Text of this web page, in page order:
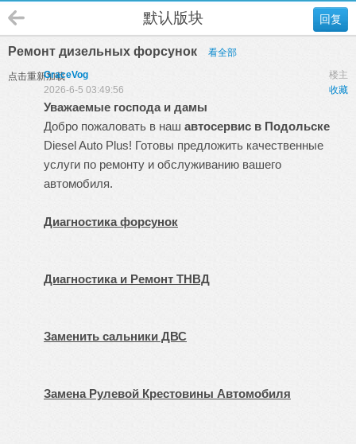
回复
默认版块
Ремонт дизельных форсунок 看全部
点击重新加载 楼主
GraceVog
收藏
2026-6-5 03:49:56
Уважаемые господа и дамы
Добро пожаловать в наш автосервис в Подольске
Diesel Auto Plus! Готовы предложить качественные
услуги по ремонту и обслуживанию вашего
автомобиля.
Диагностика форсунок
Диагностика и Ремонт ТНВД
Заменить сальники ДВС
Замена Рулевой Крестовины Автомобиля